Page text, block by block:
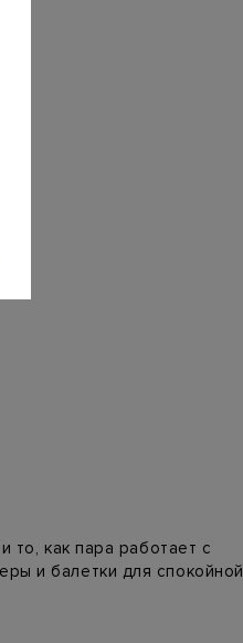
то, как пара работает с
и балетки для спокойной